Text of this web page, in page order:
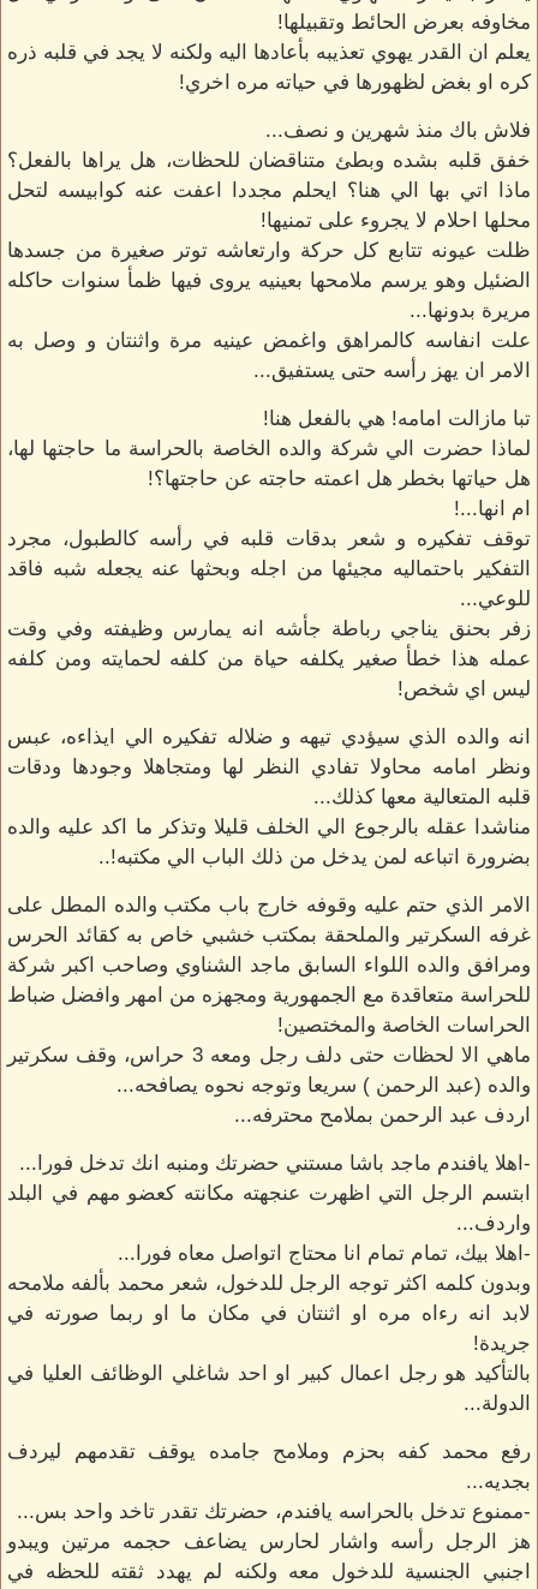
مخاوفه بعرض الحائط وتقبيلها!
يعلم ان القدر يهوي تعذيبه بأعادها اليه ولكنه لا يجد في قلبه ذره
كره او بغض لظهورها في حياته مره اخري!
فلاش باك منذ شهرين و نصف...
خفق قلبه بشده وبطئ متناقضان للحظات، هل يراها بالفعل؟
ماذا اتي بها الي هنا؟ ايحلم مجددا اعفت عنه كوابيسه لتحل
محلها احلام لا يجروء على تمنيها!
ظلت عيونه تتابع كل حركة وارتعاشه توتر صغيرة من جسدها
الضئيل وهو يرسم ملامحها بعينيه يروى فيها ظمأ سنوات حاكله
مريرة بدونها...
علت انفاسه كالمراهق واغمض عينيه مرة واثنتان و وصل به
الامر ان يهز رأسه حتى يستفيق...
تبا مازالت امامه! هي بالفعل هنا!
لماذا حضرت الي شركة والده الخاصة بالحراسة ما حاجتها لها،
هل حياتها بخطر هل اعمته حاجته عن حاجتها؟!
ام انها...!
توقف تفكيره و شعر بدقات قلبه في رأسه كالطبول، مجرد
التفكير باحتماليه مجيئها من اجله وبحثها عنه يجعله شبه فاقد
للوعي...
زفر بحنق يناجي رباطة جأشه انه يمارس وظيفته وفي وقت
عمله هذا خطأ صغير يكلفه حياة من كلفه لحمايته ومن كلفه
ليس اي شخص!
انه والده الذي سيؤدي تيهه و ضلاله تفكيره الي ايذاءه، عبس
ونظر امامه محاولا تفادي النظر لها ومتجاهلا وجودها ودقات
قلبه المتعالية معها كذلك...
مناشدا عقله بالرجوع الي الخلف قليلا وتذكر ما اكد عليه والده
بضرورة اتباعه لمن يدخل من ذلك الباب الي مكتبه!..
الامر الذي حتم عليه وقوفه خارج باب مكتب والده المطل على
غرفه السكرتير والملحقة بمكتب خشبي خاص به كقائد الحرس
ومرافق والده اللواء السابق ماجد الشناوي وصاحب اكبر شركة
للحراسة متعاقدة مع الجمهورية ومجهزه من امهر وافضل ضباط
الحراسات الخاصة والمختصين!
ماهي الا لحظات حتى دلف رجل ومعه 3 حراس، وقف سكرتير
والده (عبد الرحمن ) سريعا وتوجه نحوه يصافحه...
اردف عبد الرحمن بملامح محترفه...
-اهلا يافندم ماجد باشا مستني حضرتك ومنبه انك تدخل فورا...
ابتسم الرجل التي اظهرت عنجهته مكانته كعضو مهم في البلد
واردف...
-اهلا بيك، تمام تمام انا محتاج اتواصل معاه فورا...
وبدون كلمه اكثر توجه الرجل للدخول، شعر محمد بألفه ملامحه
لابد انه رءاه مره او اثنتان في مكان ما او ربما صورته في
جريدة!
بالتأكيد هو رجل اعمال كبير او احد شاغلي الوظائف العليا في
الدولة...
رفع محمد كفه بحزم وملامح جامده يوقف تقدمهم ليردف
بجديه...
-ممنوع تدخل بالحراسه يافندم، حضرتك تقدر تاخد واحد بس...
هز الرجل رأسه واشار لحارس يضاعف حجمه مرتين ويبدو
اجنبي الجنسية للدخول معه ولكنه لم يهدد ثقته للحظه في